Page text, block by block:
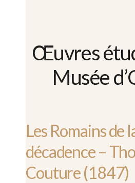
Œuvres
Musée
Les Romains de
décadence –
Couture (1847)